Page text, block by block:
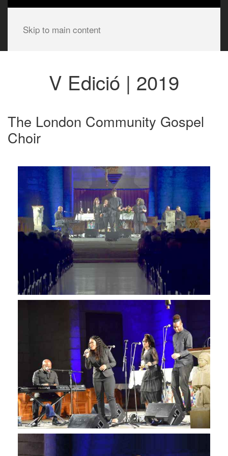
Skip to main content
V Edició | 2019
The London Community Gospel
Choir